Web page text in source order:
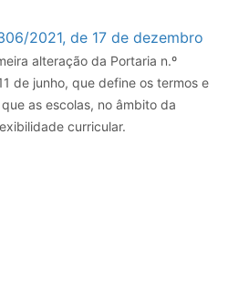
2021, de 17 de dezembro
alteração da Portaria n.º
de junho, que define os termos e
as escolas, no âmbito da
curricular.